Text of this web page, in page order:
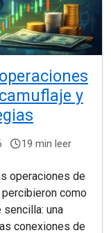
y
19 min leer
operaciones de
como
sencilla: una
conexiones de